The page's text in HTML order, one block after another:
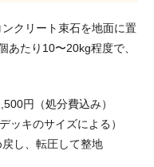
クリート束石を地面に置
あたり10〜20kg程度で、
円（処分費込み）
ッキのサイズによる）
し、転圧して整地